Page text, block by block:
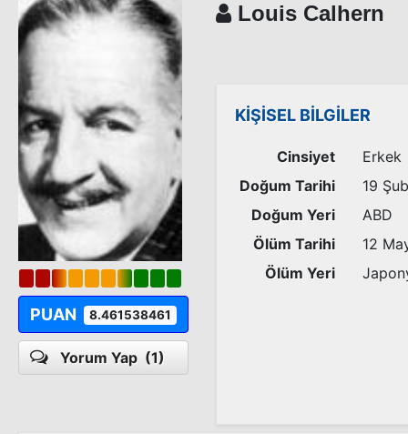
PUAN 8.461538461
Yorum Yap (1)
Louis Calhern
KİŞİSEL BİLGİLER
Cinsiyet
Erkek
Doğum Tarihi
19
Doğum Yeri
ABD
Ölüm Tarihi
12
Ölüm Yeri